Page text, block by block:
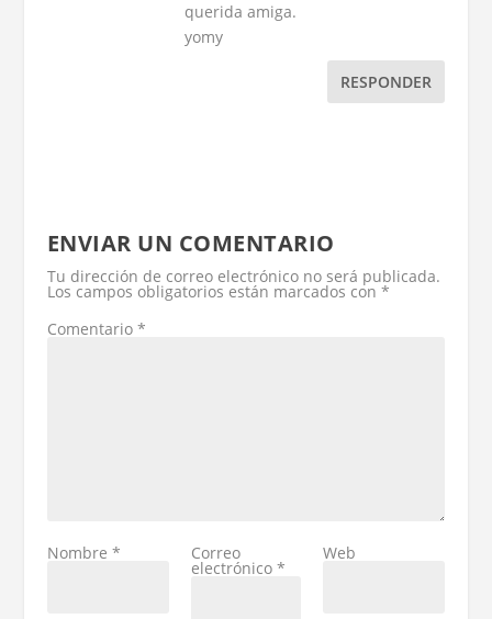
querida amiga.
yomy
RESPONDER
ENVIAR UN COMENTARIO
Tu dirección de correo electrónico no será publicada.
Los campos obligatorios están marcados con *
Comentario *
Nombre * Correo
electrónico *
Web